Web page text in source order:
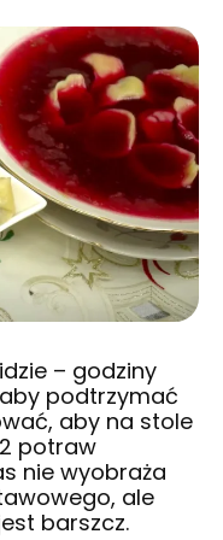
– godziny
podtrzymać
aby na stole
potraw
nie wyobraża
ale
barszcz.